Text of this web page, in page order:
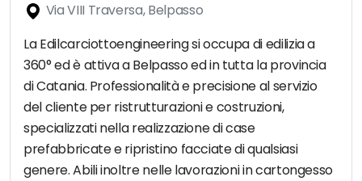
Via VIII Traversa, Belpasso
La Edilcarciottoengineering si occupa di edilizia a
360° ed è attiva a Belpasso ed in tutta la provincia
di Catania. Professionalità e precisione al servizio
del cliente per ristrutturazioni e costruzioni,
specializzati nella realizzazione di case
prefabbricate e ripristino facciate di qualsiasi
genere. Abili inoltre nelle lavorazioni in cartongesso